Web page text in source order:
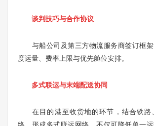
谈判技巧与合作协议
与船公司及第三方物流服务商签订框架
度运量、费率上限与优先舱位安排。
多式联运与末端配送协同
在目的港至收货地的环节，结合铁路